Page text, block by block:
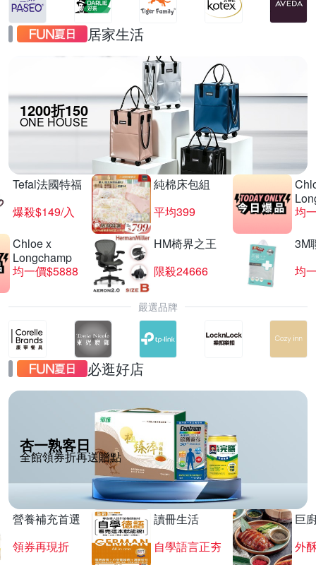
居家生活
1200折150
ONE HOUSE
Tefal法國特福
爆殺$149/入
純棉床包組
平均399
均
Chloe x
Longchamp
均一價$5888
HM椅界之王
限殺24666
3M
均
嚴選品牌
必逛好店
杏一熟客日
全館領券折再送贈點
營養補充首選
領券再現折
讀冊生活
自學語言正夯
巨
外